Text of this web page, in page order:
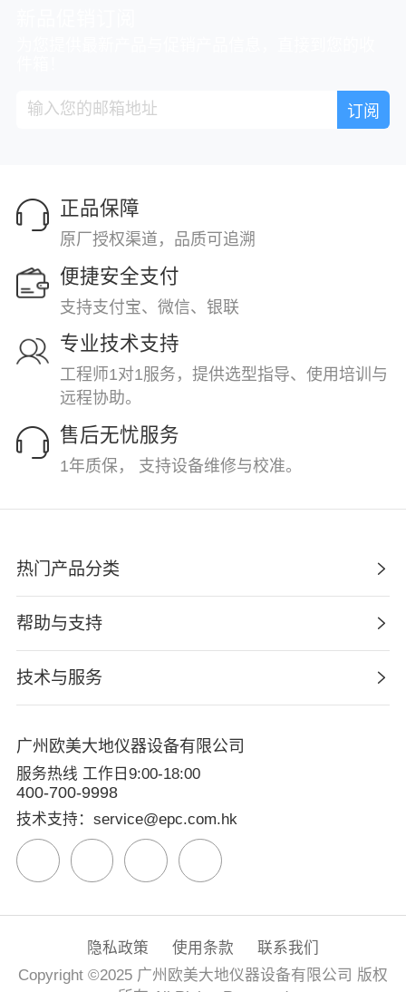
正品保障
原厂授权渠道，品质可追溯
便捷安全支付
支持支付宝、微信、银联
专业技术支持
工程师1对1服务，提供选型指导、使用培训与
远程协助。
售后无忧服务
1年质保， 支持设备维修与校准。
热门产品分类
帮助与支持
技术与服务
广州欧美大地仪器设备有限公司
服务热线 工作日9:00-18:00
400-700-9998
技术支持：service@epc.com.hk
隐私政策 使用条款
联系我们
Copyright ©2025 广州欧美大地仪器设备有限公司 版权